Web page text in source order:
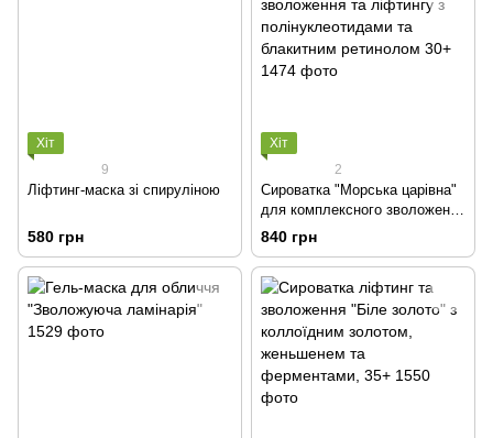
Хіт
9
Ліфтинг-маска зі спируліною
580 грн
Хіт
2
Сироватка "Морська царівна"
для комплексного зволоження
та ліфтингу з
полінуклеотидами та
блакитним ретинолом 30+
840 грн